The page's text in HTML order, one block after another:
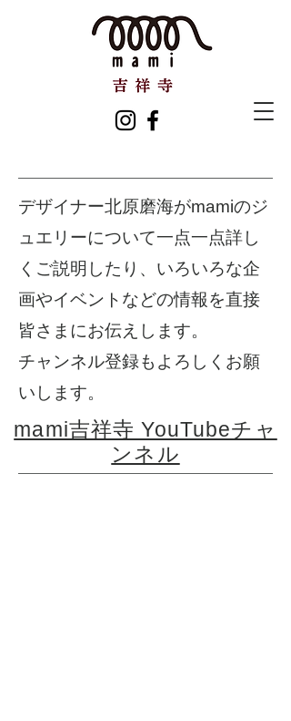
デザイナー北原磨海がmamiのジ
ュエリーについて一点一点詳し
くご説明したり、いろいろな企
画やイベントなどの情報を直接
皆さまにお伝えします。
​チャンネル登録もよろしくお願
いします。
mami吉祥寺 YouTubeチャ
ンネル